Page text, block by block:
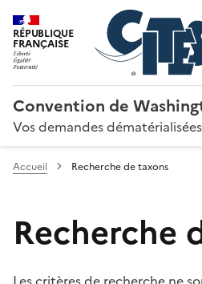
RÉPUBLIQUE
FRANÇAISE
Convention de
Vos demandes
Accueil Recherche de taxons
Recherche